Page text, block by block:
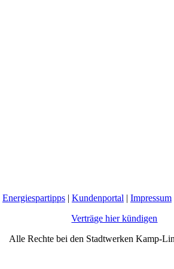
Energiespartipps| Kundenportal| Impressum
Verträge hier kündigen
Alle Rechte bei den Stadtwerken Kamp-